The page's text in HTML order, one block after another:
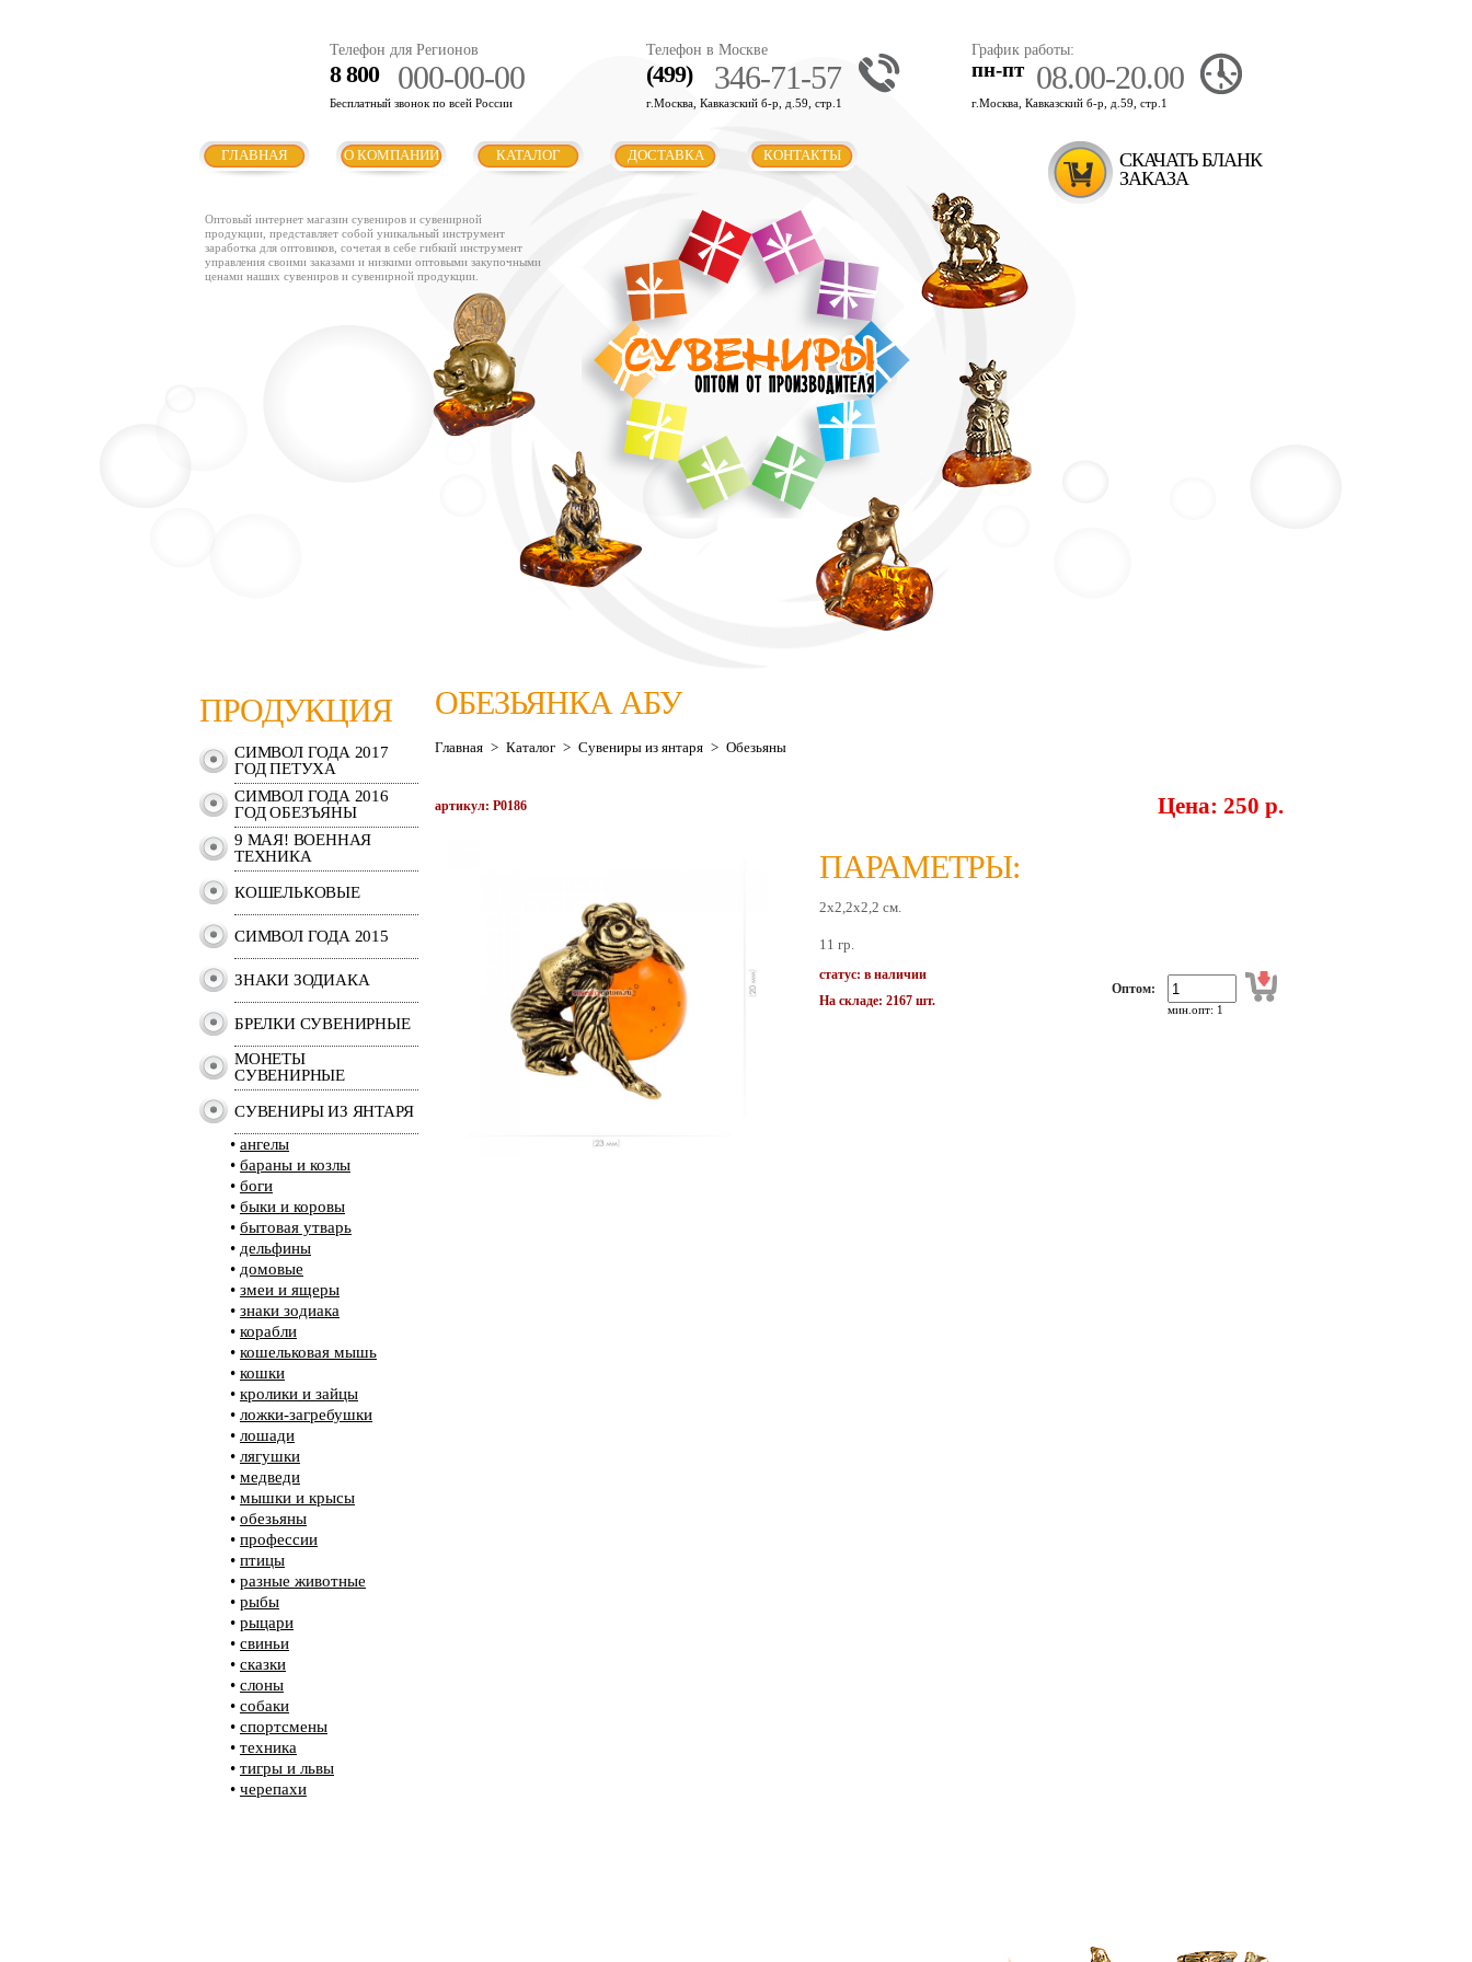
Телефон для Регионов
8 800 000-00-00
Бесплатный звонок по всей России
Телефон в Москве
(499) 346-71-57
г.Москва, Кавказский б-р, д.59, стр.1
График работы:
пн-пт 08.00-20.00
г.Москва, Кавказский б-р, д.59, стр.1
ГЛАВНАЯ О КОМПАНИИ КАТАЛОГ ДОСТАВКА КОНТАКТЫ
СКАЧАТЬ БЛАНК
ЗАКАЗА
Оптовый интернет магазин сувениров и сувенирной
продукции, представляет собой уникальный инструмент
заработка для оптовиков, сочетая в себе гибкий инструмент
управления своими заказами и низкими оптовыми закупочными
ценами наших сувениров и сувенирной продукции.
ПРОДУКЦИЯ
СИМВОЛ ГОДА 2017
ГОД ПЕТУХА
СИМВОЛ ГОДА 2016
ГОД ОБЕЗЪЯНЫ
9 МАЯ! ВОЕННАЯ
ТЕХНИКА
КОШЕЛЬКОВЫЕ
СИМВОЛ ГОДА 2015
ЗНАКИ ЗОДИАКА
БРЕЛКИ СУВЕНИРНЫЕ
МОНЕТЫ
СУВЕНИРНЫЕ
СУВЕНИРЫ ИЗ ЯНТАРЯ
• ангелы
• бараны и козлы
• боги
• быки и коровы
• бытовая утварь
• дельфины
• домовые
• змеи и ящеры
• знаки зодиака
• корабли
• кошельковая мышь
• кошки
• кролики и зайцы
• ложки-загребушки
• лошади
• лягушки
• медведи
• мышки и крысы
• обезьяны
• профессии
• птицы
• разные животные
• рыбы
• рыцари
• свиньи
• сказки
• слоны
• собаки
• спортсмены
• техника
• тигры и львы
• черепахи
ОБЕЗЬЯНКА АБУ
Главная > Каталог > Сувениры из янтаря > Обезьяны
артикул: P0186 Цена: 250 p.
ПАРАМЕТРЫ:
2х2,2х2,2 см.
11 гр.
статус: в наличии
На складе: 2167 шт.
Оптом:
мин.опт: 1